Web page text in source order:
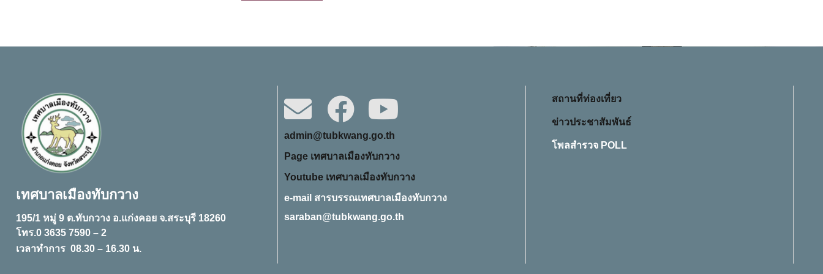
เทศบาลเมืองทับกวาง
195/1 หมู่ 9 ต.ทับกวาง อ.แก่งคอย จ.สระบุรี 18260
โทร.0 3635 7590 – 2
เวลาทำการ 08.30 – 16.30 น.
admin@tubkwang.go.th
Page เทศบาลเมืองทับกวาง
Youtube เทศบาลเมืองทับกวาง
e-mail สารบรรณเทศบาลเมืองทับกวาง
saraban@tubkwang.go.th
สถานที่ท่องเที่ยว
ข่าวประชาสัมพันธ์
โพลสำรวจ POLL